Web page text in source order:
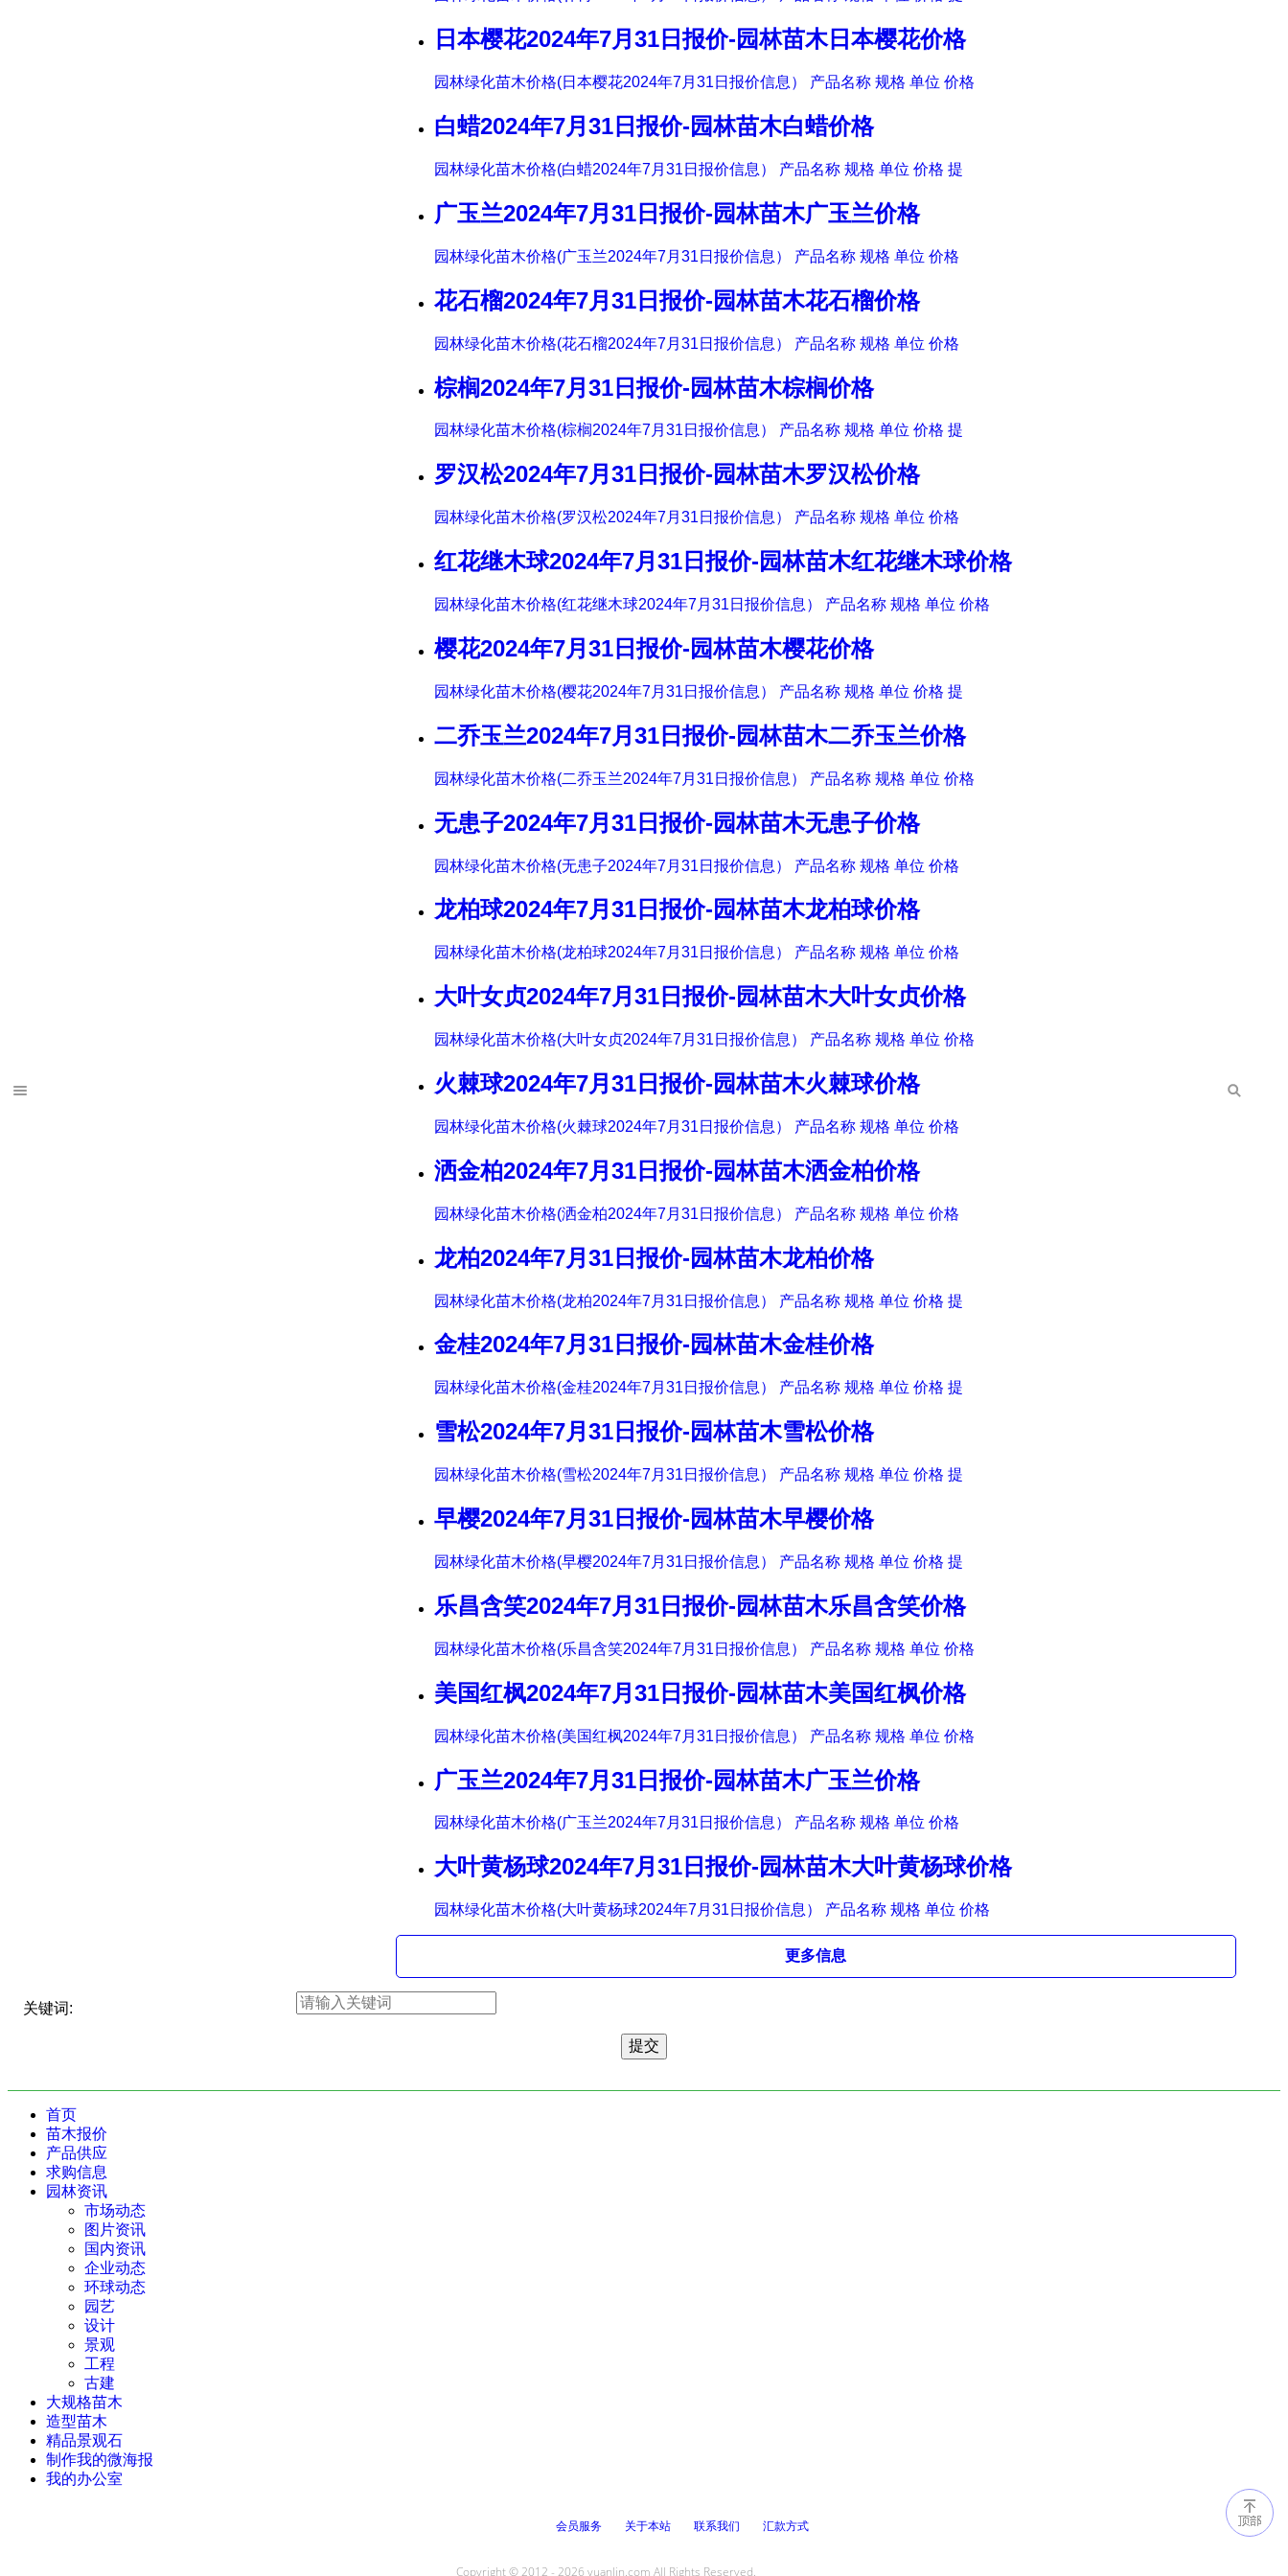
日本樱花2024年7月31日报价-园林苗木日本樱花价格
园林绿化苗木价格(日本樱花2024年7月31日报价信息） 产品名称 规格 单位 价格
白蜡2024年7月31日报价-园林苗木白蜡价格
园林绿化苗木价格(白蜡2024年7月31日报价信息） 产品名称 规格 单位 价格 提
广玉兰2024年7月31日报价-园林苗木广玉兰价格
园林绿化苗木价格(广玉兰2024年7月31日报价信息） 产品名称 规格 单位 价格
花石榴2024年7月31日报价-园林苗木花石榴价格
园林绿化苗木价格(花石榴2024年7月31日报价信息） 产品名称 规格 单位 价格
棕榈2024年7月31日报价-园林苗木棕榈价格
园林绿化苗木价格(棕榈2024年7月31日报价信息） 产品名称 规格 单位 价格 提
罗汉松2024年7月31日报价-园林苗木罗汉松价格
园林绿化苗木价格(罗汉松2024年7月31日报价信息） 产品名称 规格 单位 价格
红花继木球2024年7月31日报价-园林苗木红花继木球价格
园林绿化苗木价格(红花继木球2024年7月31日报价信息） 产品名称 规格 单位 价格
樱花2024年7月31日报价-园林苗木樱花价格
园林绿化苗木价格(樱花2024年7月31日报价信息） 产品名称 规格 单位 价格 提
二乔玉兰2024年7月31日报价-园林苗木二乔玉兰价格
园林绿化苗木价格(二乔玉兰2024年7月31日报价信息） 产品名称 规格 单位 价格
无患子2024年7月31日报价-园林苗木无患子价格
园林绿化苗木价格(无患子2024年7月31日报价信息） 产品名称 规格 单位 价格
龙柏球2024年7月31日报价-园林苗木龙柏球价格
园林绿化苗木价格(龙柏球2024年7月31日报价信息） 产品名称 规格 单位 价格
大叶女贞2024年7月31日报价-园林苗木大叶女贞价格
园林绿化苗木价格(大叶女贞2024年7月31日报价信息） 产品名称 规格 单位 价格
火棘球2024年7月31日报价-园林苗木火棘球价格
园林绿化苗木价格(火棘球2024年7月31日报价信息） 产品名称 规格 单位 价格
洒金柏2024年7月31日报价-园林苗木洒金柏价格
园林绿化苗木价格(洒金柏2024年7月31日报价信息） 产品名称 规格 单位 价格
龙柏2024年7月31日报价-园林苗木龙柏价格
园林绿化苗木价格(龙柏2024年7月31日报价信息） 产品名称 规格 单位 价格 提
金桂2024年7月31日报价-园林苗木金桂价格
园林绿化苗木价格(金桂2024年7月31日报价信息） 产品名称 规格 单位 价格 提
雪松2024年7月31日报价-园林苗木雪松价格
园林绿化苗木价格(雪松2024年7月31日报价信息） 产品名称 规格 单位 价格 提
早樱2024年7月31日报价-园林苗木早樱价格
园林绿化苗木价格(早樱2024年7月31日报价信息） 产品名称 规格 单位 价格 提
乐昌含笑2024年7月31日报价-园林苗木乐昌含笑价格
园林绿化苗木价格(乐昌含笑2024年7月31日报价信息） 产品名称 规格 单位 价格
美国红枫2024年7月31日报价-园林苗木美国红枫价格
园林绿化苗木价格(美国红枫2024年7月31日报价信息） 产品名称 规格 单位 价格
广玉兰2024年7月31日报价-园林苗木广玉兰价格
园林绿化苗木价格(广玉兰2024年7月31日报价信息） 产品名称 规格 单位 价格
大叶黄杨球2024年7月31日报价-园林苗木大叶黄杨球价格
园林绿化苗木价格(大叶黄杨球2024年7月31日报价信息） 产品名称 规格 单位 价格
更多信息
关键词:
首页
苗木报价
产品供应
求购信息
园林资讯
市场动态
图片资讯
国内资讯
企业动态
环球动态
园艺
设计
景观
工程
古建
大规格苗木
造型苗木
精品景观石
制作我的微海报
我的办公室
会员服务 关于本站 联系我们 汇款方式
Copyright © 2012 - 2026 yuanlin.com All Rights Reserved.